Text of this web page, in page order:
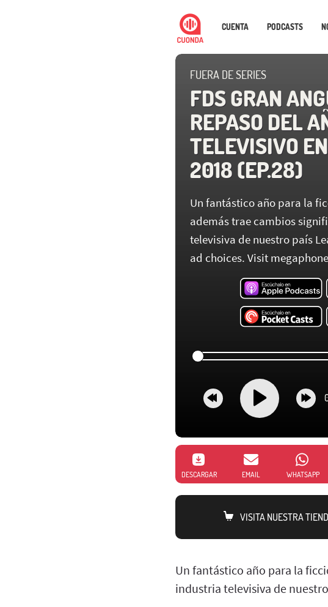
CUENTA PODCASTS
FUERA DE SERIES
FDS GRAN
REPASO DEL
TELEVISIVO
2018 (EP.28)
Un fantástico año para la
además trae cambios
televisiva de nuestro país
ad choices. Visit
DESCARGAR EMAIL WHATSAPP
VISITA NUESTRA
Un fantástico año para la
industria televisiva de